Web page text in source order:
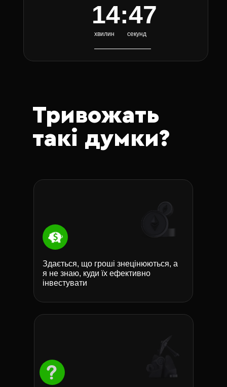
секунд
хвилин
14:46
Здається, що гроші знецінюються, а
я не знаю, куди їх ефективно
інвестувати
Тривожать
такі думки?